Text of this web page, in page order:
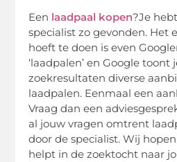
Een laadpaal kopen?Je
specialist zo gevonden. Het
hoeft te doen is even
‘laadpalen’ en Google toont
zoekresultaten diverse
laadpalen. Eenmaal een
Vraag dan een
al jouw vragen omtrent
door de specialist. Wij
helpt in de zoektocht naar